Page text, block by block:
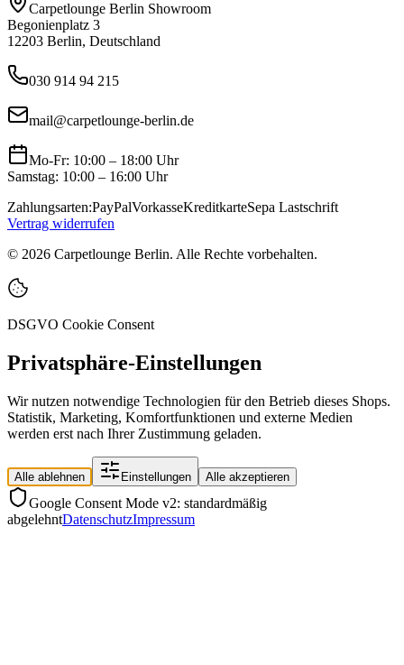
Carpetlounge Berlin Showroom
Begonienplatz 3
12203 Berlin, Deutschland
030 914 94 215
mail@carpetlounge-berlin.de
Mo-Fr: 10:00 – 18:00 Uhr
Samstag: 10:00 – 16:00 Uhr
Zahlungsarten:PayPalVorkasseKreditkarteSepa Lastschrift
Vertrag widerrufen
© 2026 Carpetlounge Berlin. Alle Rechte vorbehalten.
DSGVO Cookie Consent
Privatsphäre-Einstellungen
Wir nutzen notwendige Technologien für den Betrieb dieses Shops.
Statistik, Marketing, Komfortfunktionen und externe Medien
werden erst nach Ihrer Zustimmung geladen.
Alle ablehnen Einstellungen Alle akzeptieren
Google Consent Mode v2: standardmäßig
abgelehntDatenschutzImpressum